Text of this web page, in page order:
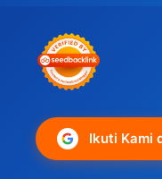
Ikuti Kami